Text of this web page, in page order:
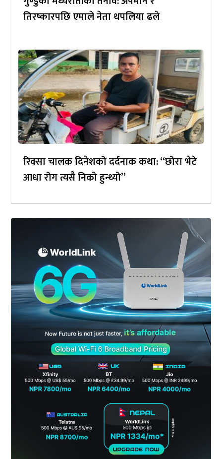
तिरष्कारपछि एमाले नेता थपलिया ढले
रिक्सा चालक दिनेशको दर्दनाक कथा: “छोरा भेटे
आधा रोग त्यसै निको हुन्थ्यो”